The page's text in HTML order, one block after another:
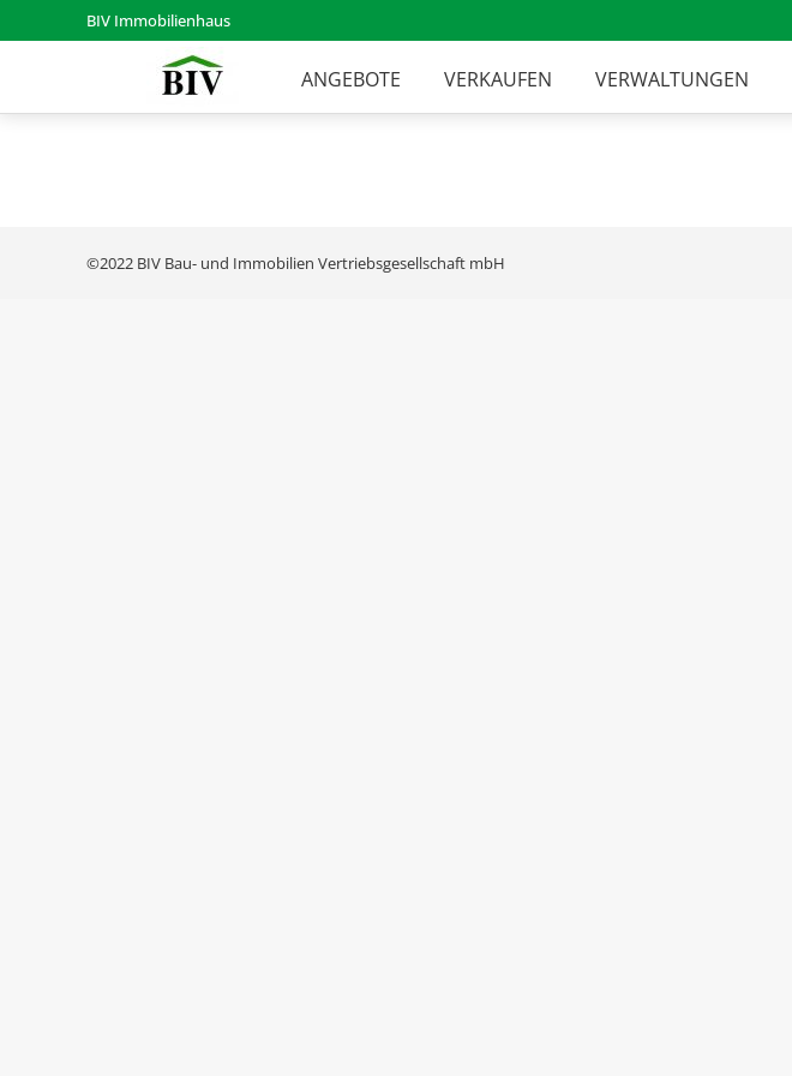
BIV Immobilienhaus
ANGEBOTE VERKAUFEN VERWALTUNGEN
©2022 BIV Bau- und Immobilien Vertriebsgesellschaft mbH